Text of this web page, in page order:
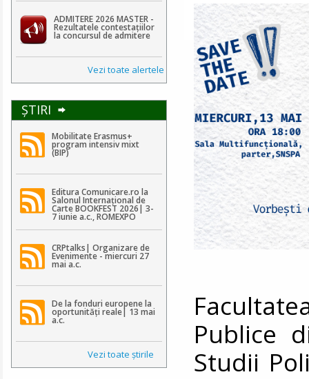
ADMITERE 2026 MASTER -
Rezultatele contestaţiilor
la concursul de admitere
Vezi toate alertele
ŞTIRI
Mobilitate Erasmus+
program intensiv mixt
(BIP)
Editura Comunicare.ro la
Salonul Internațional de
Carte BOOKFEST 2026| 3-
7 iunie a.c., ROMEXPO
CRPtalks| Organizare de
Evenimente - miercuri 27
mai a.c.
De la fonduri europene la
oportunități reale| 13 mai
a.c.
Vezi toate ştirile
Publice
Studii